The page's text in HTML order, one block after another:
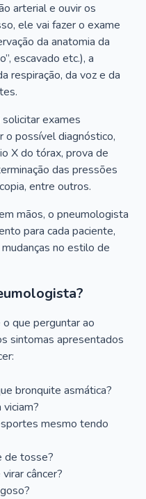
arterial e ouvir os
ele vai fazer o exame
da anatomia da
escavado etc.), a
respiração, da voz e da
exames
o possível diagnóstico,
X do tórax, prova de
das pressões
entre outros.
mãos, o pneumologista
para cada paciente,
no estilo de
que perguntar ao
sintomas apresentados
bronquite asmática?
mesmo tendo
de tosse?
câncer?